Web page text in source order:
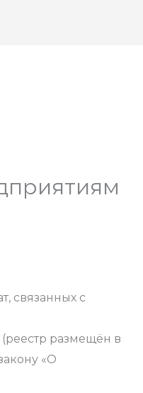
связанных с
размещён в
«О